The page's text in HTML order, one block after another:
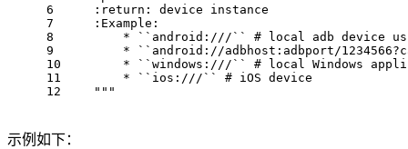
6
7
8
9
10
11
12
    :
return : device instance
    :Example:
        *
`` android:/// ``
# local adb device
        *
`` android://adbhost:adbport/1234566
        *
`` windows:/// ``
# local Windows
        *
`` ios:/// ``
# iOS device
"""
示例如下：